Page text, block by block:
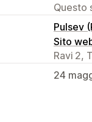
Questo
Pulsev
Sito
Ravi 2,
24